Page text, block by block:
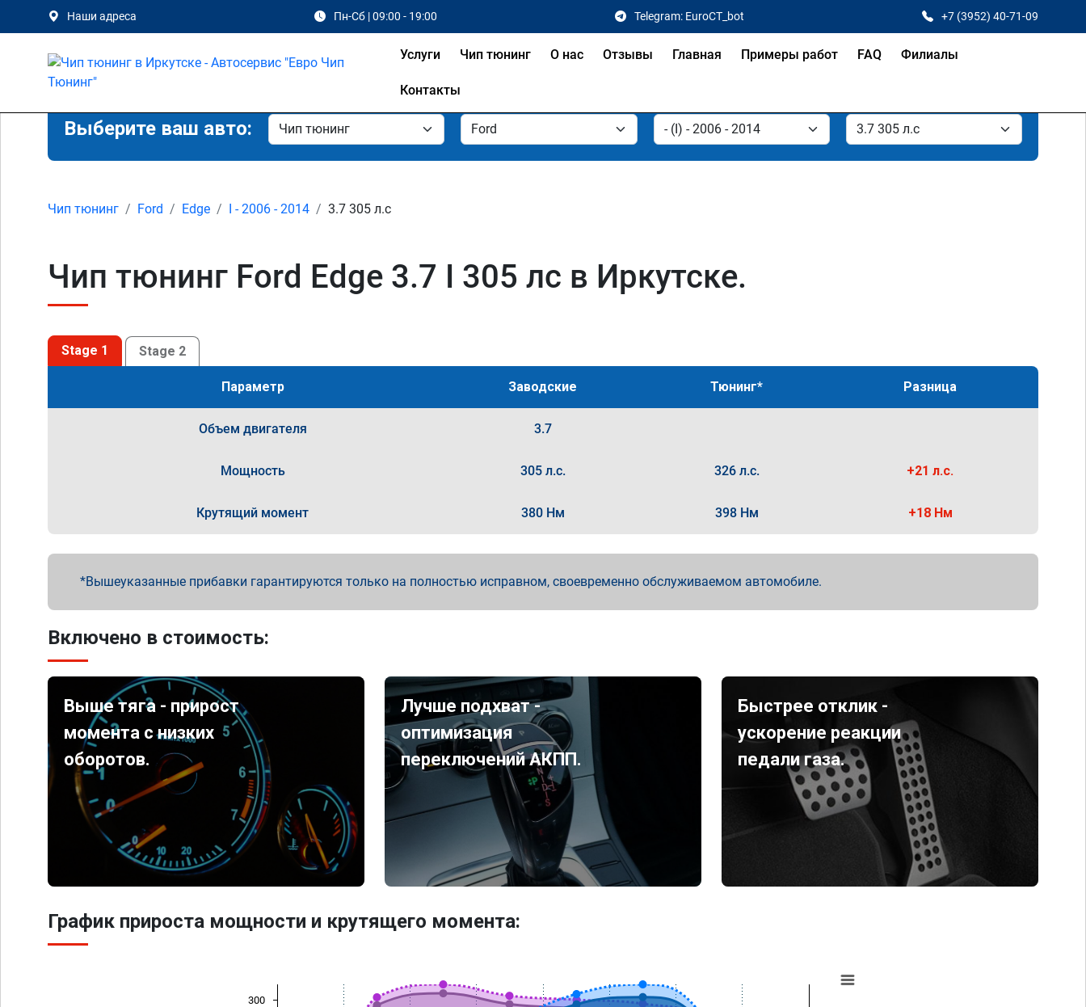
Наши адреса Пн-Сб | 09:00 - 19:00 Telegram: EuroCT_bot +7 (3952) 40-71-09
Услуги Чип тюнинг О нас Отзывы Главная Примеры работ FAQ Филиалы
Контакты
Выберите ваш авто:
Чип тюнинг Ford Edge I - 2006 - 2014 3.7 305 л.с
Чип тюнинг Ford Edge 3.7 I 305 лс в Иркутске.
Stage 1 Stage 2
Параметр Заводские Тюнинг* Разница
Объем двигателя 3.7
Мощность 305 л.с. 326 л.с. +21 л.с.
Крутящий момент 380 Нм 398 Нм +18 Нм
Вышеуказанные прибавки гарантируются только на полностью исправном, своевременно обслуживаемом автомобиле.
Включено в стоимость:
Выше тяга - прирост
момента с низких
оборотов.
Лучше подхват -
оптимизация
переключений АКПП.
Быстрее отклик -
ускорение реакции
педали газа.
График прироста мощности и крутящего момента:
300